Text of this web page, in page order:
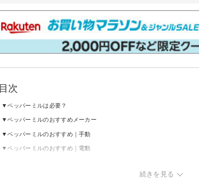
目次
ペッパーミルは必要？
ペッパーミルのおすすめメーカー
ペッパーミルのおすすめ｜手動
ペッパーミルのおすすめ｜電動
続きを見る